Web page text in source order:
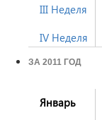
III Неделя
IV Неделя
ЗА 2011 ГОД
Январь